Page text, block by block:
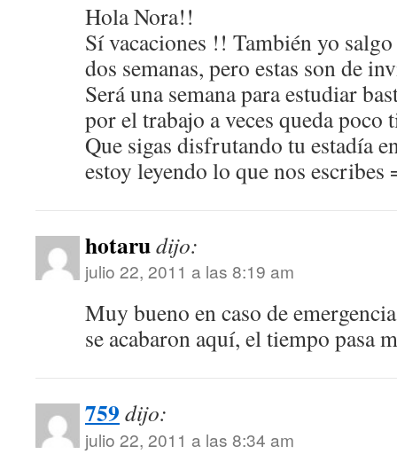
Hola Nora!!
Sí vacaciones !! También yo
dos semanas, pero estas son de
Será una semana para estudiar
por el trabajo a veces queda poco
Que sigas disfrutando tu estadía
estoy leyendo lo que nos escribes
hotarudijo:
julio 22, 2011 a las 8:19 am
Muy bueno en caso de
se acabaron aquí, el tiempo pasa
759 dijo:
julio 22, 2011 a las 8:34 am